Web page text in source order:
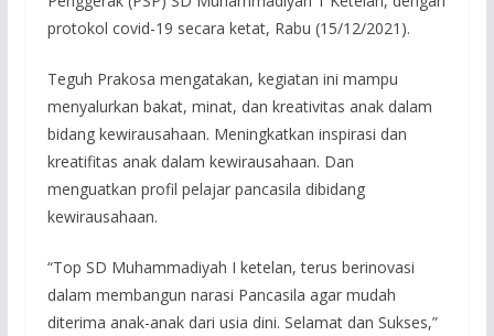
protokol covid-19 secara ketat, Rabu (15/12/2021).
Teguh Prakosa mengatakan, kegiatan ini mampu
menyalurkan bakat, minat, dan kreativitas anak dalam
bidang kewirausahaan. Meningkatkan inspirasi dan
kreatifitas anak dalam kewirausahaan. Dan
menguatkan profil pelajar pancasila dibidang
kewirausahaan.
“Top SD Muhammadiyah I ketelan, terus berinovasi
dalam membangun narasi Pancasila agar mudah
diterima anak-anak dari usia dini. Selamat dan Sukses,”